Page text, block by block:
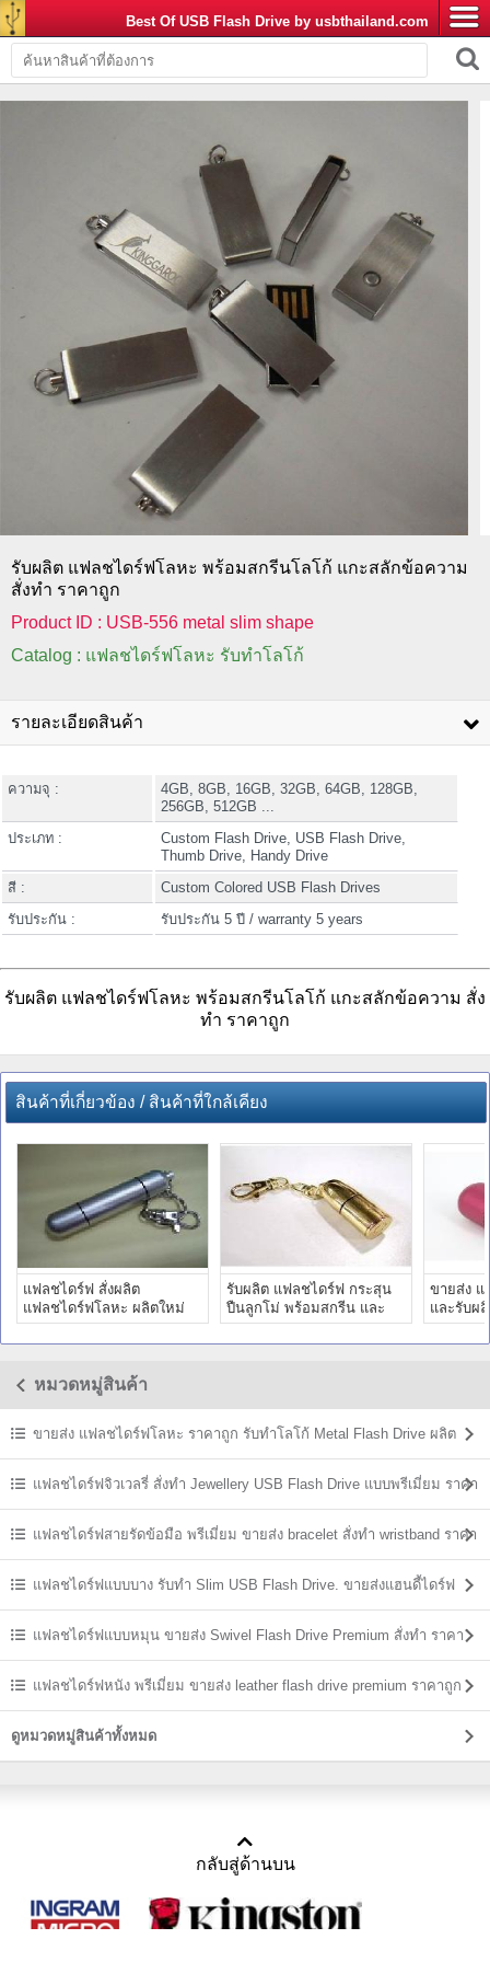
Best Of USB Flash Drive by usbthailand.com
รับผลิต แฟลชไดร์ฟโลหะ พร้อมสกรีนโลโก้ แกะสลักข้อความ
สั่งทำ ราคาถูก
Product ID : USB-556 metal slim shape
Catalog : แฟลชไดร์ฟโลหะ รับทำโลโก้
รายละเอียดสินค้า
ความจุ :
4GB, 8GB, 16GB, 32GB, 64GB, 128GB,
256GB, 512GB ...
ประเภท :
Custom Flash Drive, USB Flash Drive,
Thumb Drive, Handy Drive
สี :
Custom Colored USB Flash Drives
รับประกัน :
รับประกัน 5 ปี / warranty 5 years
รับผลิต แฟลชไดร์ฟโลหะ พร้อมสกรีนโลโก้ แกะสลักข้อความ สั่ง
ทำ ราคาถูก
สินค้าที่เกี่ยวข้อง / สินค้าที่ใกล้เคียง
แฟลชไดร์ฟ สั่งผลิต
แฟลชไดร์ฟโลหะ ผลิตใหม่
ตามรูปแบบ เท่ๆ ราคาถูก
รับผลิต แฟลชไดร์ฟ กระสุน
ปืนลูกโม่ พร้อมสกรีน และ
ขายส่ง ทรัมไดร์ราคาถูก
ขายส่ง
และรับผ
แคปซูลย
หมวดหมู่สินค้า
ขายส่ง แฟลชไดร์ฟโลหะ ราคาถูก รับทำโลโก้ Metal Flash Drive ผลิต
ราคาส่งแฟลชไดร์ฟจิวเวลรี่ สั่งทำ Jewellery USB Flash Drive แบบพรีเมี่ยม ราคา
ส่ง แฟลชไดร์ฟสายรัดข้อมือ พรีเมี่ยม ขายส่ง bracelet สั่งทำ wristband ราคา
ถูก แฟลชไดร์ฟแบบบาง รับทำ Slim USB Flash Drive. ขายส่งแฮนดี้ไดร์ฟ
ราคาถูกแฟลชไดร์ฟแบบหมุน ขายส่ง Swivel Flash Drive Premium สั่งทำ ราคา
ถูก แฟลชไดร์ฟหนัง พรีเมี่ยม ขายส่ง leather flash drive premium ราคาถูก
ดูหมวดหมู่สินค้าทั้งหมด
กลับสู่ด้านบน